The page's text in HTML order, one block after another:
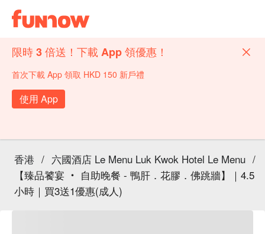
限時 3 倍送！下載 App 領優惠！
首次下載 App 領取 HKD 150 新戶禮
使用 App
香港 / 六國酒店 Le Menu Luk Kwok Hotel Le Menu /
【臻品饕宴 ‧ 自助晚餐 - 鴨肝．花膠．佛跳牆】｜4.5
小時｜買3送1優惠(成人)